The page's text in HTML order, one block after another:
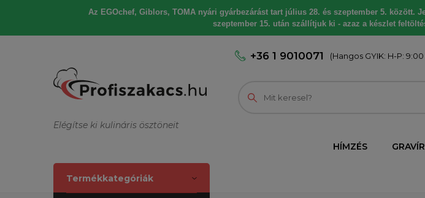
Az EGOchef, Giblors, TOMA nyári gyárbezárást tart július 28. és szeptember 5.
szeptember 15. után szállítjuk ki - azaz a készlet
Elégítse ki kulináris ösztöneit
+36 1 9010071 (Hangos GYIK: H-P: 9:00
HÍMZÉS
Termékkategóriák